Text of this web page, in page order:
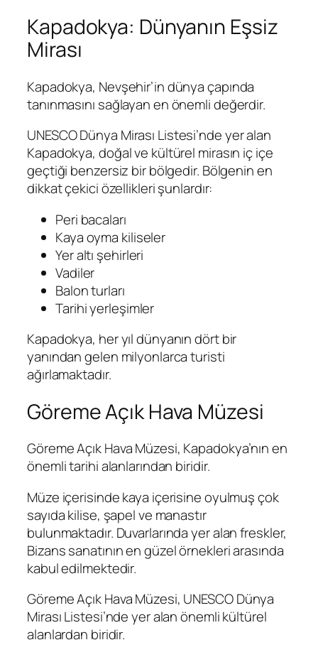
Kapadokya: Dünyanın Eşsiz
Mirası
Kapadokya, Nevşehir’in dünya çapında
tanınmasını sağlayan en önemli değerdir.
UNESCO Dünya Mirası Listesi’nde yer alan
Kapadokya, doğal ve kültürel mirasın iç içe
geçtiği benzersiz bir bölgedir. Bölgenin en
dikkat çekici özellikleri şunlardır:
Peri bacaları
Kaya oyma kiliseler
Yer altı şehirleri
Vadiler
Balon turları
Tarihi yerleşimler
Kapadokya, her yıl dünyanın dört bir
yanından gelen milyonlarca turisti
ağırlamaktadır.
Göreme Açık Hava Müzesi
Göreme Açık Hava Müzesi, Kapadokya’nın en
önemli tarihi alanlarından biridir.
Müze içerisinde kaya içerisine oyulmuş çok
sayıda kilise, şapel ve manastır
bulunmaktadır. Duvarlarında yer alan freskler,
Bizans sanatının en güzel örnekleri arasında
kabul edilmektedir.
Göreme Açık Hava Müzesi, UNESCO Dünya
Mirası Listesi’nde yer alan önemli kültürel
alanlardan biridir.